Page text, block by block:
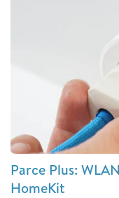
Parce Plus:
HomeKit